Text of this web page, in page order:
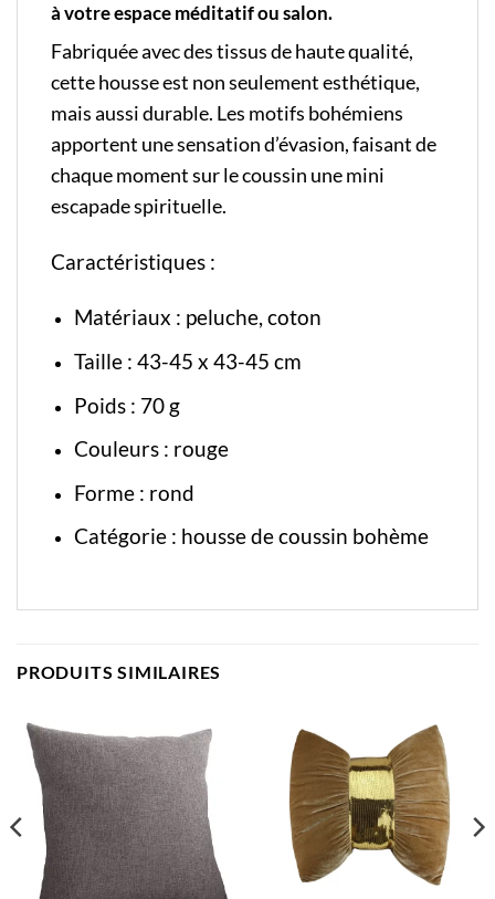
à votre espace méditatif ou salon.
Fabriquée avec des tissus de haute qualité,
cette housse est non seulement esthétique,
mais aussi durable. Les motifs bohémiens
apportent une sensation d’évasion, faisant de
chaque moment sur le coussin une mini
escapade spirituelle.
Caractéristiques :
Matériaux : peluche, coton
Taille : 43-45 x 43-45 cm
Poids : 70 g
Couleurs : rouge
Forme : rond
Catégorie : housse de coussin bohème
PRODUITS SIMILAIRES